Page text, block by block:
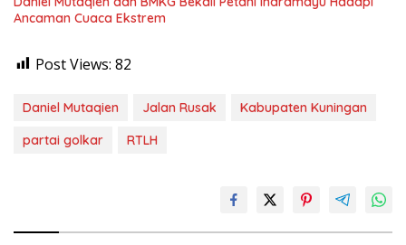
Ancaman Cuaca Ekstrem
Post Views: 82
Daniel Mutaqien Jalan Rusak
Kabupaten Kuningan
partai golkar
RTLH